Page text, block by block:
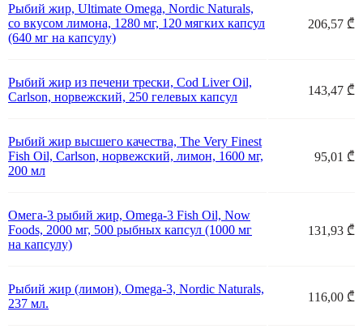
Рыбий жир, Ultimate Omega, Nordic Naturals,
со вкусом лимона, 1280 мг, 120 мягких капсул
(640 мг на капсулу)
206,57 ₾
Рыбий жир из печени трески, Cod Liver Oil,
Carlson, норвежский, 250 гелевых капсул
143,47 ₾
Рыбий жир высшего качества, The Very Finest
Fish Oil, Carlson, норвежский, лимон, 1600 мг,
200 мл
95,01 ₾
Омега-3 рыбий жир, Omega-3 Fish Oil, Now
Foods, 2000 мг, 500 рыбных капсул (1000 мг
на капсулу)
131,93 ₾
Рыбий жир (лимон), Omega-3, Nordic Naturals,
237 мл.
116,00 ₾